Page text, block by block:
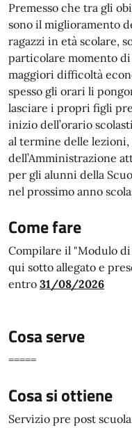
Premesso che tra gli
sono il miglioramento
ragazzi in età scolare,
particolare momento
maggiori difficoltà
spesso gli orari li
lasciare i propri figli
inizio dell’orario
al termine delle
dell’Amministrazione
per gli alunni della
nel prossimo anno
Come fare
Compilare il "Modulo
qui sotto allegato e
entro 31/08/2026
Cosa serve
=====
Cosa si ottiene
Servizio pre post scuola